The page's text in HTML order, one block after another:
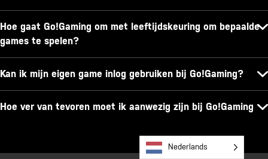
Hoe gaat Go!Gaming om met leeftijdskeuring om bepaalde
games te spelen?
Kan ik mijn eigen game inlog gebruiken bij Go!Gaming?
Hoe ver van tevoren moet ik aanwezig zijn bij Go!Gaming
Nederlands